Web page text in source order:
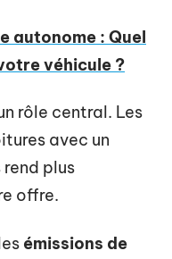
autonome : Quel
véhicule ?
rôle central. Les
avec un
plus
offre.
émissions de